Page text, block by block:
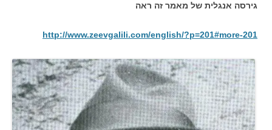
גירסה אנגלית של מאמר זה ראה
http://www.zeevgalili.com/english/?p=201#more-201